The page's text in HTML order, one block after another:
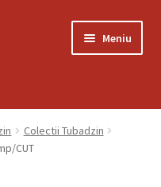
Meniu
Colectii Tubadzin
CUT